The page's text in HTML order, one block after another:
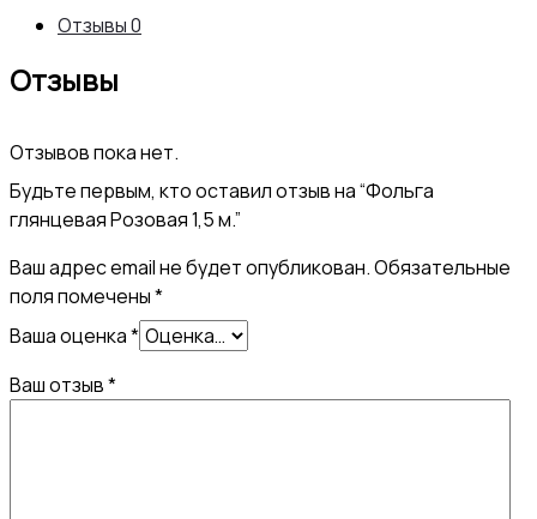
Отзывы0
Отзывы
Отзывов пока нет.
Будьте первым, кто оставил отзыв на “Фольга
глянцевая Розовая 1,5 м.”
Ваш адрес email не будет опубликован.Обязательные
поля помечены*
Ваша оценка*
Ваш отзыв*